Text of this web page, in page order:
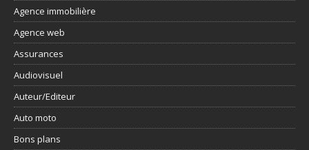
Agence immobilière
Agence web
Assurances
Audiovisuel
Auteur/Editeur
Auto moto
Bons plans